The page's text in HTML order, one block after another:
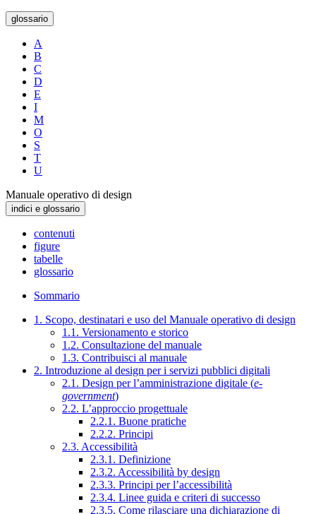
glossario
A
B
C
D
E
I
M
O
S
T
U
Manuale operativo di design
indici e glossario
contenuti
figure
tabelle
glossario
Sommario
1. Scopo, destinatari e uso del Manuale operativo di design
1.1. Versionamento e storico
1.2. Consultazione del manuale
1.3. Contribuisci al manuale
2. Introduzione al design per i servizi pubblici digitali
2.1. Design per l’amministrazione digitale (e-
government)
2.2. L’approccio progettuale
2.2.1. Buone pratiche
2.2.2. Principi
2.3. Accessibilità
2.3.1. Definizione
2.3.2. Accessibilità by design
2.3.3. Principi per l’accessibilità
2.3.4. Linee guida e criteri di successo
2.3.5. Come rilasciare una dichiarazione di